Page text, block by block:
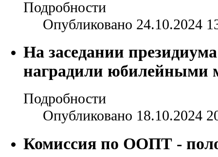
Подробности
Опубликовано 24.10.2024
На заседании
наградили юбилейными
Подробности
Опубликовано 18.10.2024
Комиссия по ООПТ -